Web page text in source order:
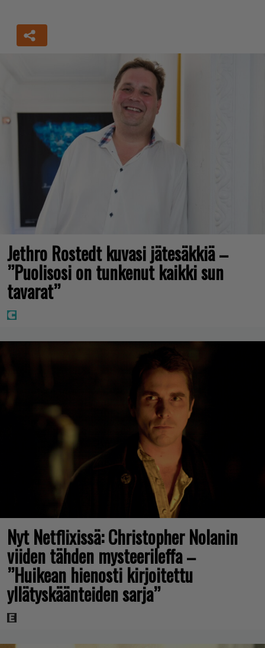
Jethro Rostedt kuvasi jätesäkkiä –
”Puolisosi on tunkenut kaikki sun
tavarat”
Nyt Netflixissä: Christopher Nolanin
viiden tähden mysteerileffa –
”Huikean hienosti kirjoitettu
yllätyskäänteiden sarja”